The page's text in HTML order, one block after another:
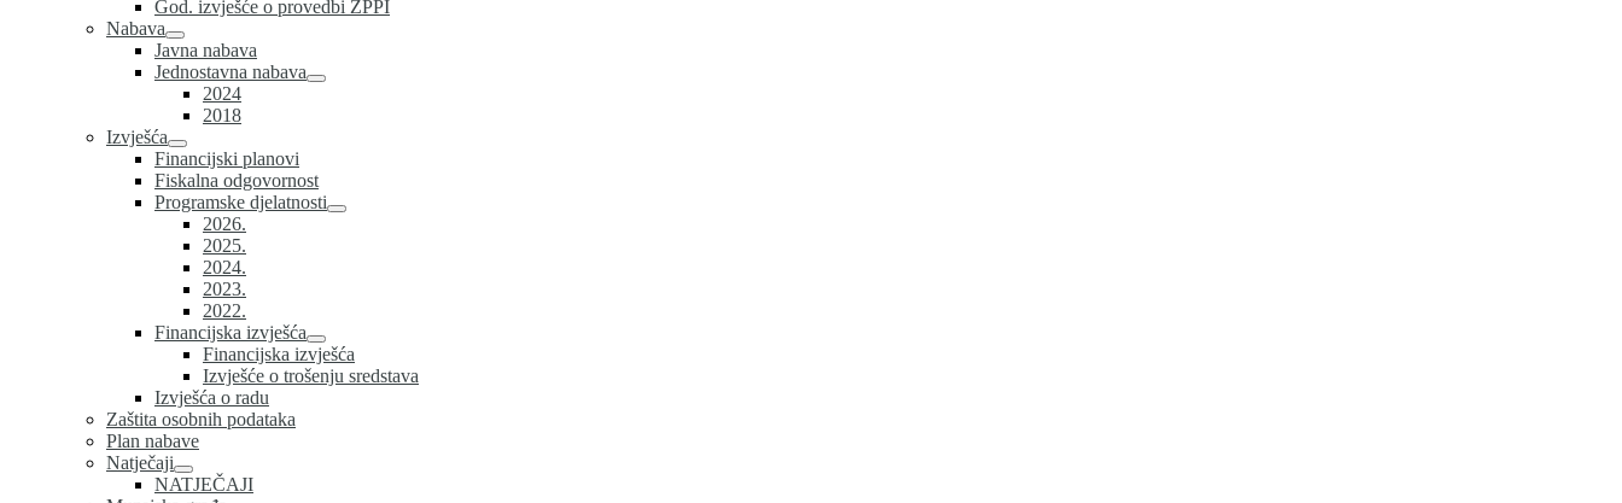
God. izvješće o provedbi ZPPI
Nabava
Javna nabava
Jednostavna nabava
2024
2018
Izvješća
Financijski planovi
Fiskalna odgovornost
Programske djelatnosti
2026.
2025.
2024.
2023.
2022.
Financijska izvješća
Financijska izvješća
Izvješće o trošenju sredstava
Izvješća o radu
Zaštita osobnih podataka
Plan nabave
Natječaji
NATJEČAJI